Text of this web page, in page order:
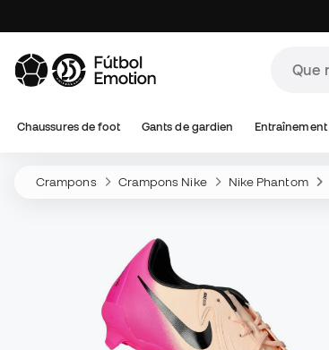
Chaussures de foot Gants de gardien Entraînement
Crampons Crampons Nike Nike Phantom